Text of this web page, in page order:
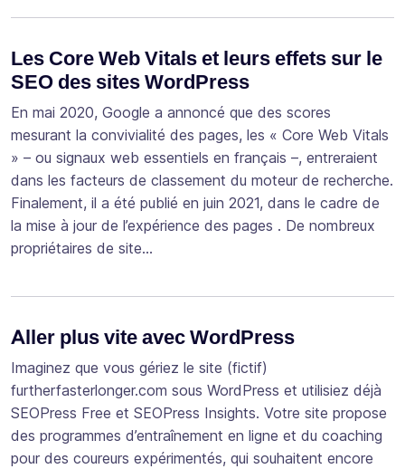
Les Core Web Vitals et leurs effets sur le
SEO des sites WordPress
En mai 2020, Google a annoncé que des scores
mesurant la convivialité des pages, les « Core Web Vitals
» – ou signaux web essentiels en français –, entreraient
dans les facteurs de classement du moteur de recherche.
Finalement, il a été publié en juin 2021, dans le cadre de
la mise à jour de l’expérience des pages . De nombreux
propriétaires de site…
Aller plus vite avec WordPress
Imaginez que vous gériez le site (fictif)
furtherfasterlonger.com sous WordPress et utilisiez déjà
SEOPress Free et SEOPress Insights. Votre site propose
des programmes d’entraînement en ligne et du coaching
pour des coureurs expérimentés, qui souhaitent encore